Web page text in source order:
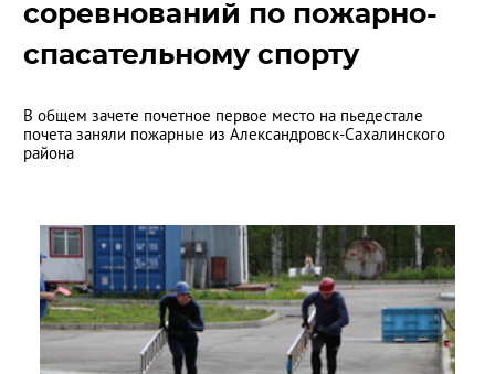
соревнований по пожарно-
спасательному спорту
В общем зачете почетное первое место на пьедестале
почета заняли пожарные из Александровск-Сахалинского
района